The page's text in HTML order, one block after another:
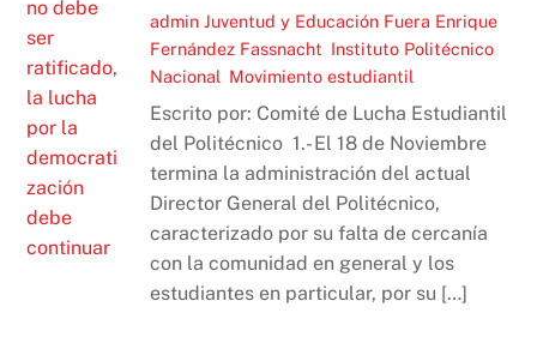
admin Juventud y Educación Fuera Enrique
Fernández Fassnacht Instituto Politécnico
Nacional Movimiento estudiantil
Escrito por: Comité de Lucha Estudiantil
del Politécnico 1.- El 18 de Noviembre
termina la administración del actual
Director General del Politécnico,
caracterizado por su falta de cercanía
con la comunidad en general y los
estudiantes en particular, por su […]